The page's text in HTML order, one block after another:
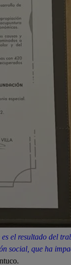
el resultado
que ha